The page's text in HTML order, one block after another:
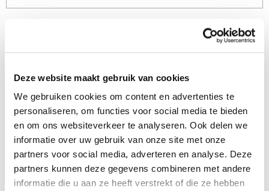
Deze website maakt gebruik van cookies
We gebruiken cookies om content en advertenties te
personaliseren, om functies voor social media te bieden
en om ons websiteverkeer te analyseren. Ook delen we
informatie over uw gebruik van onze site met onze
partners voor social media, adverteren en analyse. Deze
partners kunnen deze gegevens combineren met andere
informatie die u aan ze heeft verstrekt of die ze hebben
Veuillez utiliser ce formulaire pour
Nom *
Nom de l'entreprise
Pays *